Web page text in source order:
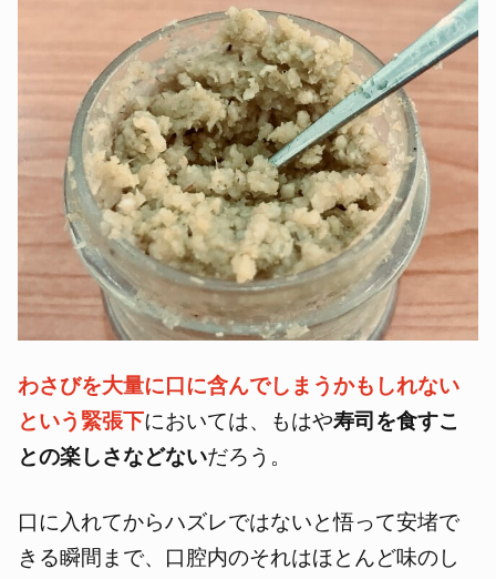
わさびを大量に口に含んでしまうかもしれない
という緊張下においては、もはや寿司を食すこ
との楽しさなどないだろう。
口に入れてからハズレではないと悟って安堵で
きる瞬間まで、口腔内のそれはほとんど味のし